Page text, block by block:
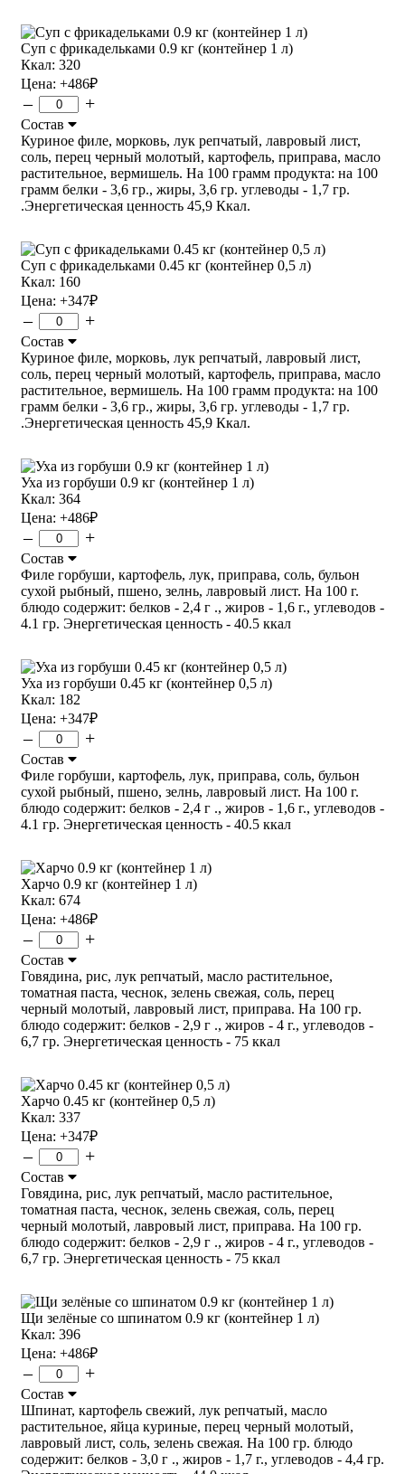
Суп с фрикадельками 0.9 кг (контейнер 1 л)
Ккал: 320
Цена: +486₽
– +
Состав
Куриное филе, морковь, лук репчатый, лавровый лист,
соль, перец черный молотый, картофель, приправа, масло
растительное, вермишель. На 100 грамм продукта: на 100
грамм белки - 3,6 гр., жиры, 3,6 гр. углеводы - 1,7 гр.
.Энергетическая ценность 45,9 Ккал.
Суп с фрикадельками 0.45 кг (контейнер 0,5 л)
Ккал: 160
Цена: +347₽
– +
Состав
Куриное филе, морковь, лук репчатый, лавровый лист,
соль, перец черный молотый, картофель, приправа, масло
растительное, вермишель. На 100 грамм продукта: на 100
грамм белки - 3,6 гр., жиры, 3,6 гр. углеводы - 1,7 гр.
.Энергетическая ценность 45,9 Ккал.
Уха из горбуши 0.9 кг (контейнер 1 л)
Ккал: 364
Цена: +486₽
– +
Состав
Филе горбуши, картофель, лук, приправа, соль, бульон
сухой рыбный, пшено, зелнь, лавровый лист. На 100 г.
блюдо содержит: белков - 2,4 г ., жиров - 1,6 г., углеводов -
4.1 гр. Энергетическая ценность - 40.5 ккал
Уха из горбуши 0.45 кг (контейнер 0,5 л)
Ккал: 182
Цена: +347₽
– +
Состав
Филе горбуши, картофель, лук, приправа, соль, бульон
сухой рыбный, пшено, зелнь, лавровый лист. На 100 г.
блюдо содержит: белков - 2,4 г ., жиров - 1,6 г., углеводов -
4.1 гр. Энергетическая ценность - 40.5 ккал
Харчо 0.9 кг (контейнер 1 л)
Ккал: 674
Цена: +486₽
– +
Состав
Говядина, рис, лук репчатый, масло растительное,
томатная паста, чеснок, зелень свежая, соль, перец
черный молотый, лавровый лист, приправа. На 100 гр.
блюдо содержит: белков - 2,9 г ., жиров - 4 г., углеводов -
6,7 гр. Энергетическая ценность - 75 ккал
Харчо 0.45 кг (контейнер 0,5 л)
Ккал: 337
Цена: +347₽
– +
Состав
Говядина, рис, лук репчатый, масло растительное,
томатная паста, чеснок, зелень свежая, соль, перец
черный молотый, лавровый лист, приправа. На 100 гр.
блюдо содержит: белков - 2,9 г ., жиров - 4 г., углеводов -
6,7 гр. Энергетическая ценность - 75 ккал
Щи зелёные со шпинатом 0.9 кг (контейнер 1 л)
Ккал: 396
Цена: +486₽
– +
Состав
Шпинат, картофель свежий, лук репчатый, масло
растительное, яйца куриные, перец черный молотый,
лавровый лист, соль, зелень свежая. На 100 гр. блюдо
содержит: белков - 3,0 г ., жиров - 1,7 г., углеводов - 4,4 гр.